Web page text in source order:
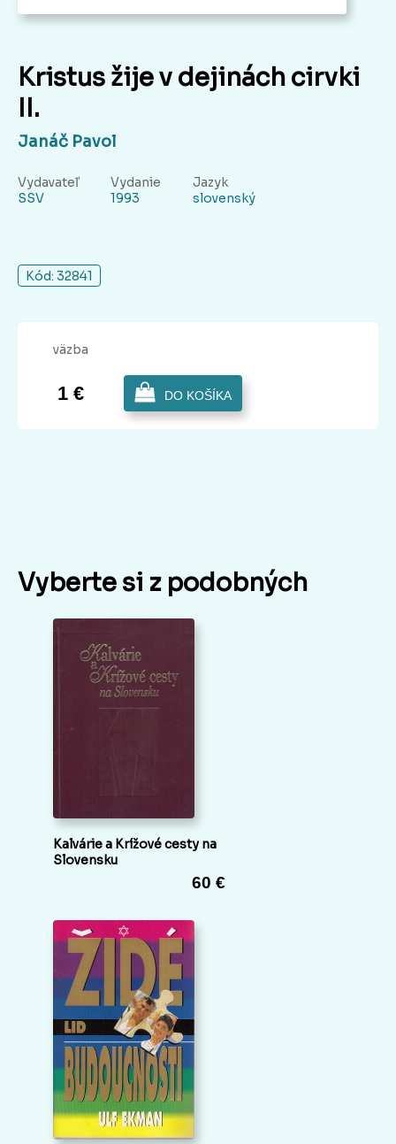
Kristus žije v dejinách cirvki
II.
Janáč Pavol
Vydavateľ
SSV
Vydanie
1993
Jazyk
slovenský
Kód: 32841
väzba
1 € DO KOŠÍKA
Vyberte si z podobných
Kalvárie a Krížové cesty na
Slovensku
60 €